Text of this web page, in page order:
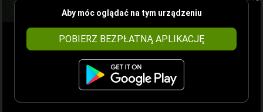
Aby móc oglądać na tym urządzeniu
POBIERZ BEZPŁATNĄ APLIKACJĘ